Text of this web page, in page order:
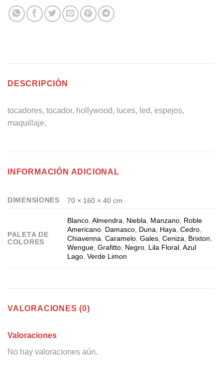
DESCRIPCIÓN
tocadores, tocador, hollywood, luces, led, espejos,
maquillaje,
INFORMACIÓN ADICIONAL
DIMENSIONES 70 × 160 × 40 cm
PALETA DE
COLORES
Blanco,Almendra, Niebla, Manzano, Roble
Americano, Damasco, Duna, Haya,Cedro,
Chiavenna,Caramelo,Gales,Ceniza, Brixton,
Wengue,Grafitto, Negro, Lila Floral,Azul
Lago,Verde Limon
VALORACIONES (0)
Valoraciones
No hay valoraciones aún.